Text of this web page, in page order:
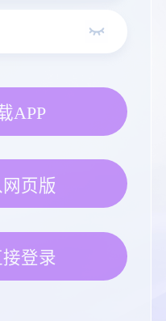
APP
页版
登录